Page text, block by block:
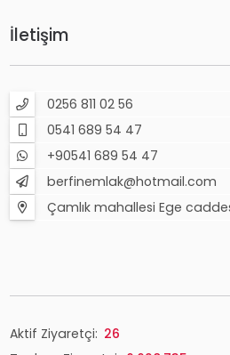
İletişim
0256 811 02 56
0541 689 54 47
+90541 689 54 47
berfinemlak@hotmail.com
Çamlık mahallesi Ege
Aktif Ziyaretçi: 26